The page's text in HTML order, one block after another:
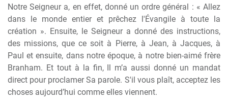
Notre Seigneur a, en effet, donné un ordre général : « Allez
dans le monde entier et prêchez l'Évangile à toute la
création ». Ensuite, le Seigneur a donné des instructions,
des missions, que ce soit à Pierre, à Jean, à Jacques, à
Paul et ensuite, dans notre époque, à notre bien-aimé frère
Branham. Et tout à la fin, Il m’a aussi donné un mandat
direct pour proclamer Sa parole. S'il vous plaît, acceptez les
choses aujourd’hui comme elles viennent.